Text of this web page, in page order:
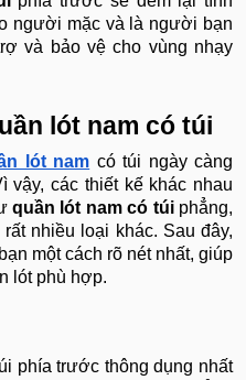
người mặc và là người bạn
và bảo vệ cho vùng nhạy
lót nam có túi
lót nam có túi ngày càng
vậy, các thiết kế khác nhau
quần lót nam có túi phẳng,
nhiều loại khác. Sau đây,
một cách rõ nét nhất, giúp
lót phù hợp.
phía trước thông dụng nhất